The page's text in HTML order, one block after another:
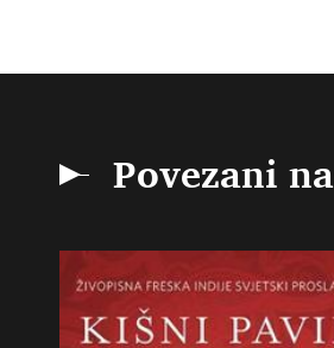
Povezani